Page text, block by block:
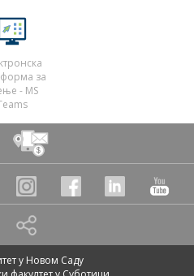
за
- MS
у Новом Саду